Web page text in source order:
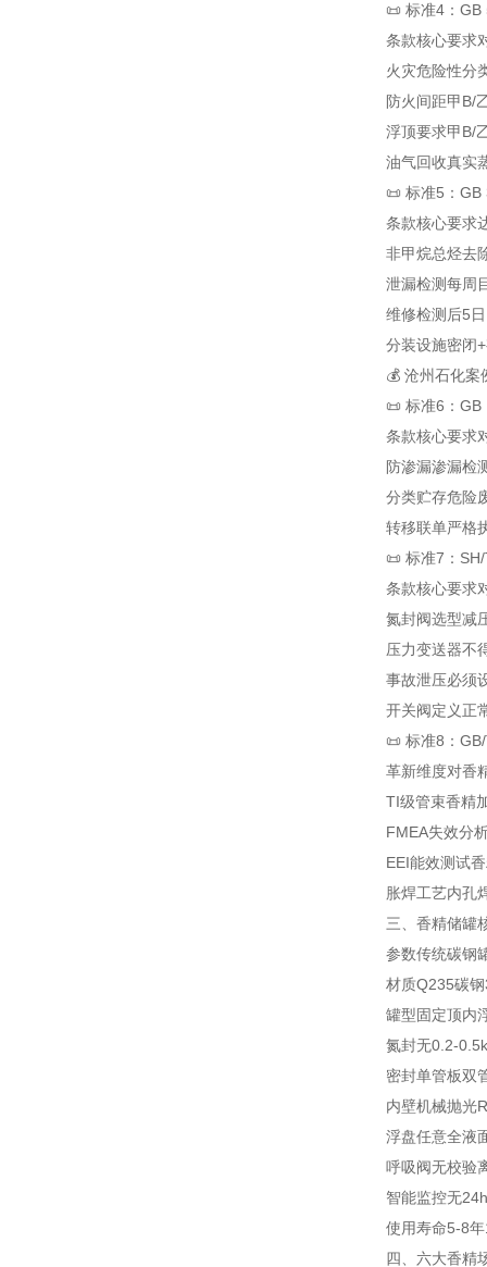
📜 标准4：
条款核心要求
火灾危险性分
防火间距甲B/
浮顶要求甲B/
油气回收真实
📜 标准5：
条款核心要求
非甲烷总烃去
泄漏检测每周
维修检测后5
分装设施密闭
💰 沧州石化
📜 标准6：
条款核心要求
防渗漏渗漏检
分类贮存危险
转移联单严格
📜 标准7：
条款核心要求
氮封阀选型减
压力变送器不
事故泄压必须
开关阀定义正
📜 标准8：
革新维度对香
TI级管束香精
FMEA失效分
EEI能效测试
胀焊工艺内孔
三、香精储罐
参数传统碳钢
材质Q235碳钢
罐型固定顶内
氮封无0.2-
密封单管板双
内壁机械抛光
浮盘任意全液
呼吸阀无校验
智能监控无
使用寿命5-8年
四、六大香精